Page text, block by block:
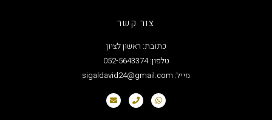
צור קשר
כתובת: ראשון לציון
טלפון: 052-5643374
מייל: sigaldavid24@gmail.com